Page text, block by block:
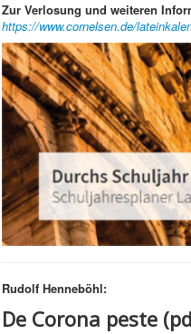
Zur Verlosung und weiteren
https://www.cornelsen.de/
Rudolf Henneböhl:
De Corona peste